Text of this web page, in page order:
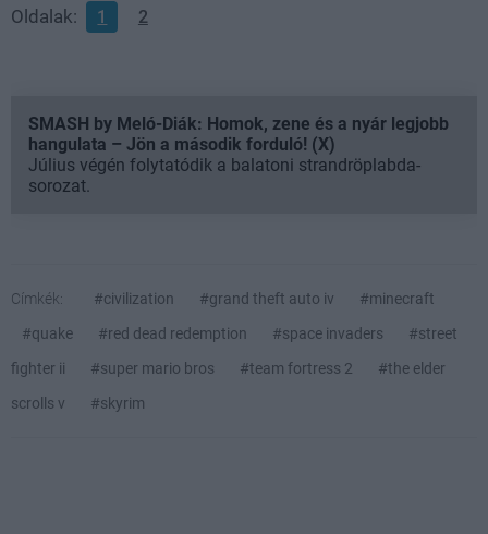
Oldalak: 1 2
SMASH by Meló-Diák: Homok, zene és a nyár legjobb
hangulata – Jön a második forduló! (X)
Július végén folytatódik a balatoni strandröplabda-
sorozat.
Címkék: #civilization #grand theft auto iv
#minecraft
#quake
#red dead redemption #space invaders
#street
fighter ii
#super mario bros #team fortress 2
#the elder
scrolls v
#skyrim